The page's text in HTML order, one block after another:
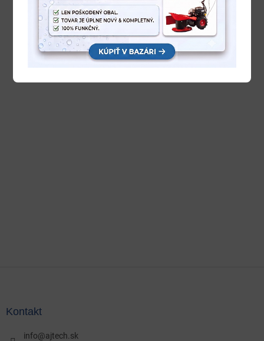
Kontakt
info@ajtech.sk